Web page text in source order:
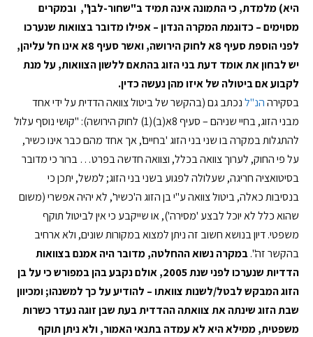
היא) מלמדת, כי התמונה אינה תמיד ב"שחור-לבן", ובמקרים
מסוימים – כדוגמת המקרה הנדון – אפילו מדובר בצוואות שנערכו
לפני הוספת סעיף 8א לחוק הירושה, ואשר סעיף 8א אינו חל עליהן,
יש לבחון את אומד דעת בני הזוג בהתאם ללשון הצוואות, על מנת
לקבוע אם ביטולה של איזו מהן נעשה כדין.
בסקירההנ"לנכתב גם (בהקשר של ביטול צוואה הדדית על ידי אחד
מבני הזוג, בחיי שניהם – סעיף 8א(ב)(1) לחוק הירושה): "קושי נוסף עלול
להתגלות במקרה בו שני בני הזוג 'בחיים', אך אחד מהם כבר אינו כשיר,
על פי החוק, לערוך צוואה בכלל, וצוואה חדשה בפרט… ברור כי מדובר
בסיטואציה חריגה, שעלולה לפגוע בשני בני הזוג; למשל, יתכן כי
בנסיבות כאלה, ביטול צוואה ע"י בן הזוג ה'כשיר', לא יהיה אפשרי (משום
שהוא כלל לא יוכל לבצע 'מסירה'), או שייקבע כי אין לביטול תוקף
משפטי. דיון בנושא חשוב זה ניתן למצוא במקורות שונים, ולא ארחיב
בהקשר זה".במקרה נשוא ההחלטה, מדובר היה אמנם בצוואות
הדדיות שנערכו לפני שנת 2005, אולם נקבע בהן במפורש כי על בן
הזוג המבקש לבטל/לשנות צוואתו – להודיע על כך למשנהו; ומכיוון
שבת הזוג שינתה את צוואתה ההדדית בעת שבן זוגה נעדר כשרות
משפטית, ממילא היא לא עמדה בתנאי האמור, ולא ניתן תוקף